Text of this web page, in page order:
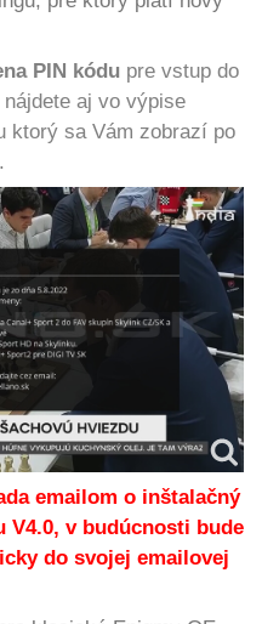
PIN kódu pre vstup do
aj vo výpise
ktorý sa Vám zobrazí po
emailom o inštalačný
V4.0, v budúcnosti bude
do svojej emailovej